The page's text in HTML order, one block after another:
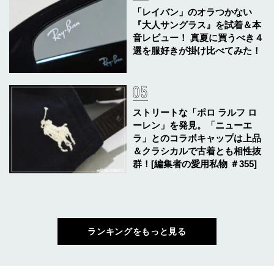
「レイバン」のオラつかない
『大人サングラス』を試着＆本
音レビュー！ 真夏に買うべき４
選を服好きが掛け比べてみた！
ストリートな「ポロ ラルフ ロ
ーレン」を発見。「ニューエ
ラ」とのコラボキャップは上品
＆クラシカルで古着とも相性抜
群！[編集者の愛用私物 ＃355]
ランキングをもっと見る